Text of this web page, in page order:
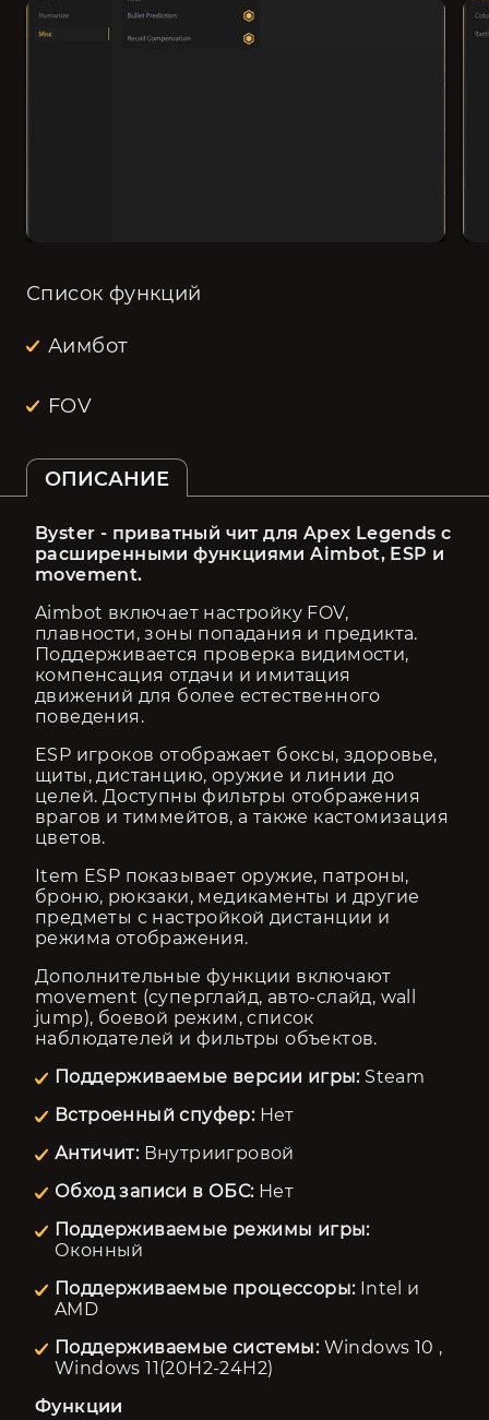
Список функций
Аимбот
FOV
ОПИСАНИЕ
Byster - приватный чит для Apex Legends с
расширенными функциями Aimbot, ESP и
movement.
Aimbot включает настройку FOV,
плавности, зоны попадания и предикта.
Поддерживается проверка видимости,
компенсация отдачи и имитация
движений для более естественного
поведения.
ESP игроков отображает боксы, здоровье,
щиты, дистанцию, оружие и линии до
целей. Доступны фильтры отображения
врагов и тиммейтов, а также кастомизация
цветов.
Item ESP показывает оружие, патроны,
броню, рюкзаки, медикаменты и другие
предметы с настройкой дистанции и
режима отображения.
Дополнительные функции включают
movement (суперглайд, авто-слайд, wall
jump), боевой режим, список
наблюдателей и фильтры объектов.
Поддерживаемые версии игры: Steam
Встроенный спуфер: Нет
Античит: Внутриигровой
Обход записи в ОБС: Нет
Поддерживаемые режимы игры:
Оконный
Поддерживаемые процессоры:Intel и
AMD
Поддерживаемые системы: Windows 10 ,
Windows 11(20H2-24H2)
Функции